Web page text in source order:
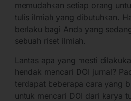
memudahkan setiap orang
tulis ilmiah yang dibutuhkan.
berlaku bagi Anda yang
sebuah riset ilmiah.
Lantas apa yang mesti
hendak mencari DOI jurnal?
terdapat beberapa cara yang
untuk mencari DOI dari karya